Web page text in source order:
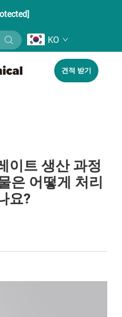
KO
견적 받기
이트 생산 과정
은 어떻게 처리
요?